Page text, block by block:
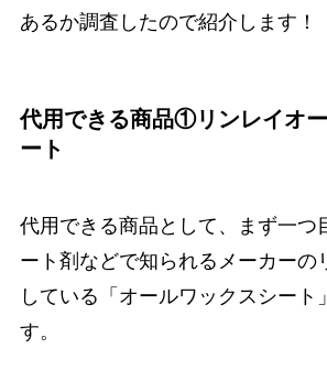
あるか調査したので紹介します！
代用できる商品①リンレイオ
ート
代用できる商品として、まず一つ
ート剤などで知られるメーカーの
している「オールワックスシート
す。